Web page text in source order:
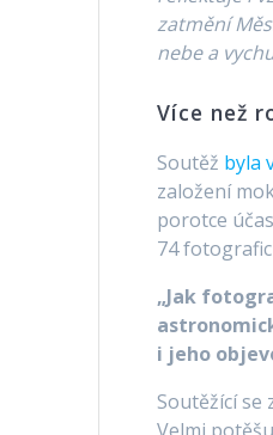
zatmění
nebe a
Více než
Soutěž byla
založení
porotce
74
„Jak
i jeho
Soutěžící